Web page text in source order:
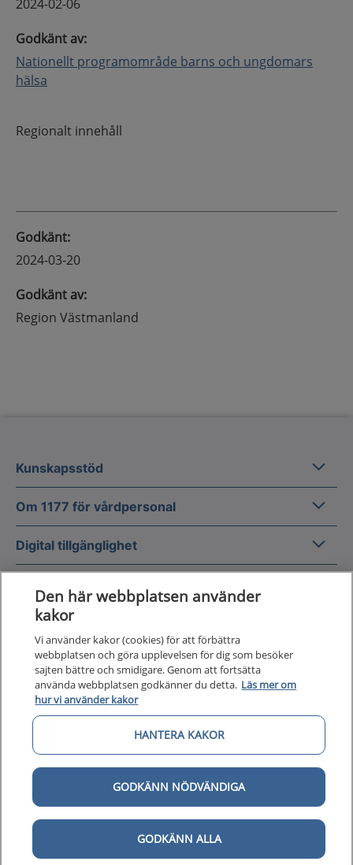
2024-02-06
Godkänt av:
Nationellt programområde barns och ungdomars
hälsa
Regionalt innehåll
Godkänt:
2024-03-20
Godkänt av:
Region Västmanland
Kunskapsstöd
Om 1177 för vårdpersonal Om
Digital tillgänglighet Digital
Till startsidan för 1177 för
för vårdpersonal
1177 för vårdpersonal samlar information
och nationella kunskapsstöd och är en del av
Nationellt system för kunskapsstyrning
hälso- och sjukvård.
1177 för vårdpersonal drivs av Inera AB på
uppdrag av Sveriges regioner.
Den här webbplatsen använder
kakor
Vi använder kakor (cookies) för att förbättra
webbplatsen och göra upplevelsen för dig som besöker
sajten bättre och smidigare. Genom att fortsätta
använda webbplatsen godkänner du detta. Läs mer om
hur vi använder kakor
HANTERA KAKOR
GODKÄNN NÖDVÄNDIGA
GODKÄNN ALLA